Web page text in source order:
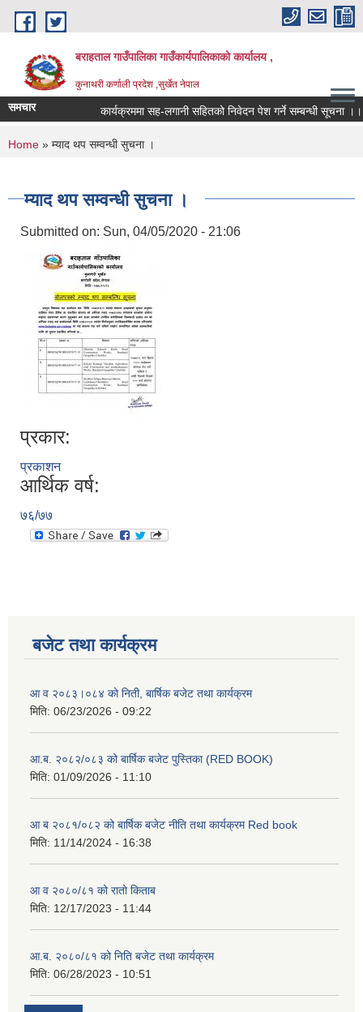
Skip to main content
बराहताल गाउँपालिका गाउँकार्यपालिकाको कार्यालय ,
कुनाथरी कर्णाली प्रदेश ,सुर्खेत नेपाल
समचार कार्यक्रममा सह-लगानी सहितको निवेदन पेश गर्ने सम्बन्धी सूचना ।।।
You are here
Home » म्याद थप सम्वन्धी सुचना ।
म्याद थप सम्वन्धी सुचना ।
Submitted on: Sun, 04/05/2020 - 21:06
प्रकार:
प्रकाशन
आर्थिक वर्ष:
७६/७७
बजेट तथा कार्यक्रम
आ व २०८३।०८४ को निती, बार्षिक बजेट तथा कार्यक्रम
मिति: 06/23/2026 - 09:22
आ.ब. २०८२/०८३ को बार्षिक बजेट पुस्तिका (RED BOOK)
मिति: 01/09/2026 - 11:10
आ ब २०८१/०८२ को बार्षिक बजेट नीति तथा कार्यक्रम Red book
मिति: 11/14/2024 - 16:38
आ व २०८०/८१ को रातो किताब
मिति: 12/17/2023 - 11:44
आ.ब. २०८०/८१ को निति बजेट तथा कार्यक्रम
मिति: 06/28/2023 - 10:51